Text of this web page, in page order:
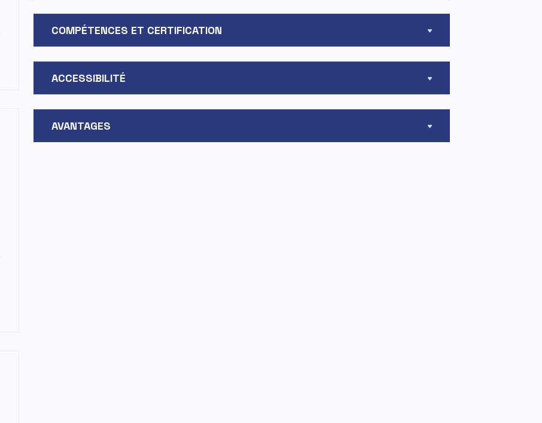
COMPÉTENCES ET CERTIFICATION
ACCESSIBILITÉ
AVANTAGES